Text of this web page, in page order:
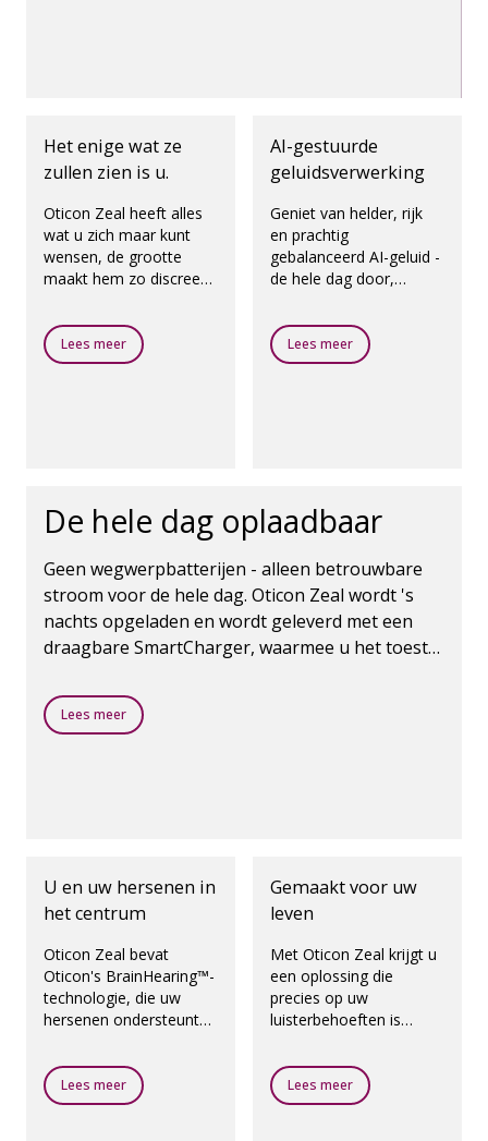
Het enige wat ze
zullen zien is u.
Oticon Zeal heeft alles
wat u zich maar kunt
wensen, de grootte
maakt hem zo discreet
dat u hem draagt. Ze
zullen alleen merken dat
u weer meer uzelf bent.
Lees meer
AI-gestuurde
geluidsverwerking
Geniet van helder, rijk
en prachtig
gebalanceerd AI-geluid -
de hele dag door,
zich naadloos aan uw
behoeften aan, zodat u
zich in elke situatie
Lees meer
De hele dag oplaadbaar
Geen wegwerpbatterijen - alleen betrouwbare
stroom voor de hele dag. Oticon Zeal wordt 's
nachts opgeladen en wordt geleverd met een
draagbare SmartCharger, waarmee u het toestel
stopcontact.
Lees meer
U en uw hersenen in
het centrum
Oticon Zeal bevat
Oticon's BrainHearing™-
technologie, die uw
hersenen ondersteunt
te geven die er toe
doen, zodat u geluiden
beter kunt verstaan en u
Lees meer
Gemaakt voor uw
leven
Met Oticon Zeal krijgt u
een oplossing die
precies op uw
luisterbehoeften is
mogelijkheid van de
aanpassing op dezelfde
dag kunt u nog dezelfde
Lees meer